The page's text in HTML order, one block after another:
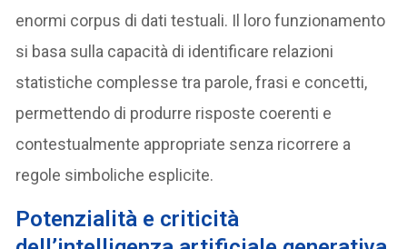
enormi corpus di dati testuali. Il loro funzionamento
si basa sulla capacità di identificare relazioni
statistiche complesse tra parole, frasi e concetti,
permettendo di produrre risposte coerenti e
contestualmente appropriate senza ricorrere a
regole simboliche esplicite.
Potenzialità e criticità